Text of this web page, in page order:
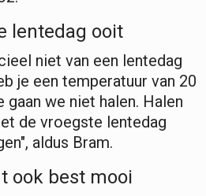
lentedag ooit
niet van een lentedag
je een temperatuur van 20
gaan we niet halen. Halen
de vroegste lentedag
aldus Bram.
ook best mooi